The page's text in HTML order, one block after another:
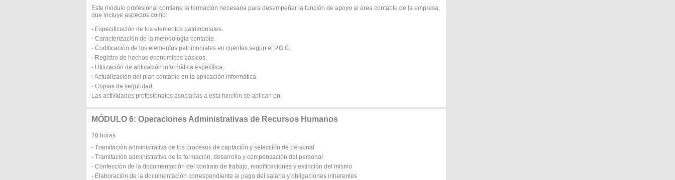
Este módulo profesional contiene la formación necesaria para desempeñar la función de apoyo al área contable de la empresa,
que incluye aspectos como:
- Especificación de los elementos patrimoniales.
- Caracterización de la metodología contable.
- Codificación de los elementos patrimoniales en cuentas según el P.G.C.
- Registro de hechos económicos básicos.
- Utilización de aplicación informática específica.
- Actualización del plan contable en la aplicación informática.
- Copias de seguridad.
Las actividades profesionales asociadas a esta función se aplican en:
MÓDULO 6: Operaciones Administrativas de Recursos Humanos
70 horas
- Tramitación administrativa de los procesos de captación y selección de personal
- Tramitación administrativa de la formación, desarrollo y compensación del personal
- Confección de la documentación del contrato de trabajo, modificaciones y extinción del mismo
- Elaboración de la documentación correspondiente al pago del salario y obligaciones inherentes